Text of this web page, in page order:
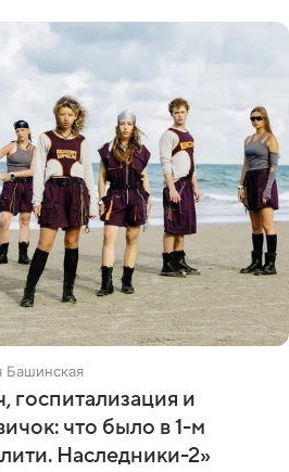
Башинская
госпитализация и
что было в 1-м
Наследники-2»